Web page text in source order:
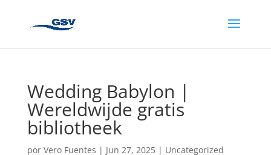
Wedding Babylon |
Wereldwijde gratis
bibliotheek
por Vero Fuentes | Jun 27, 2025| Uncategorized